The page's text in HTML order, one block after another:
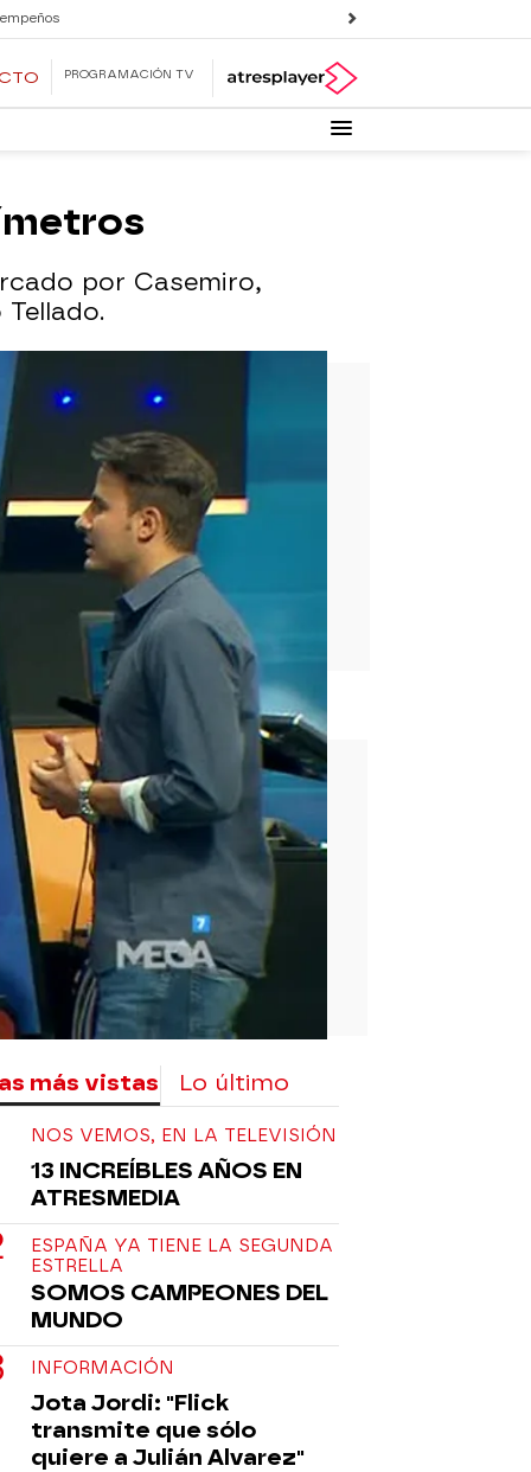
PROGRAMACIÓN TV
por Casemiro,
juego
más vistas Lo último
NOS VEMOS, EN LA TELEVISIÓN
13 INCREÍBLES AÑOS EN
ATRESMEDIA
ESPAÑA YA TIENE LA SEGUNDA
ESTRELLA
SOMOS CAMPEONES DEL
MUNDO
INFORMACIÓN
Jota Jordi: "Flick
transmite que sólo
quiere a Julián Alvarez"